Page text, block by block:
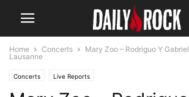
Home Concerts
Mary Zoo – Rodriguo Y
Lausanne
Concerts Live Reports